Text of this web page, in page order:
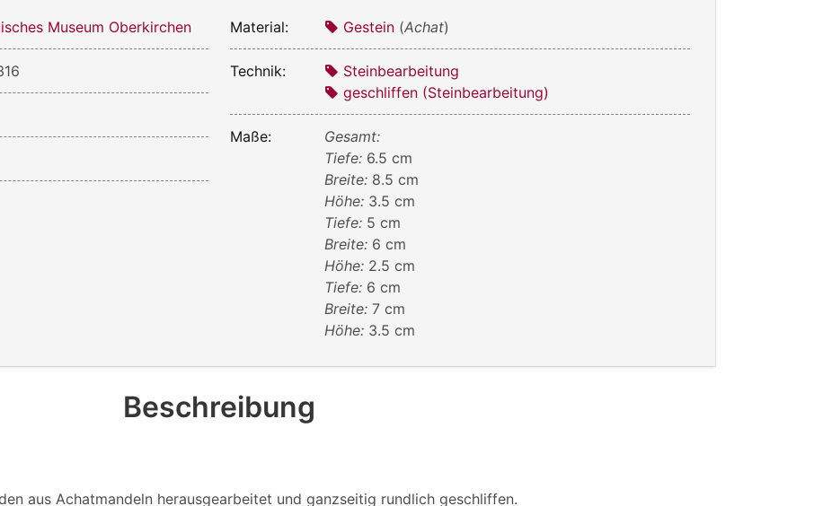
Museum Oberkirchen Material: Gestein (Achat)
Technik:
Steinbearbeitung
geschliffen (Steinbearbeitung)
Maße:
Gesamt:
Tiefe: 6.5 cm
Breite: 8.5 cm
Höhe: 3.5 cm
Tiefe: 5 cm
Breite: 6 cm
Höhe: 2.5 cm
Tiefe: 6 cm
Breite:7 cm
Höhe: 3.5 cm
Beschreibung
aus Achatmandeln herausgearbeitet und ganzseitig rundlich geschliffen.